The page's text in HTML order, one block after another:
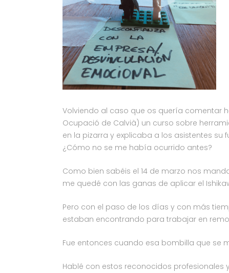
Volviendo al caso que os quería comentar
Ocupació de Calvià) un curso sobre
en la pizarra y explicaba a los asistentes
¿Cómo no se me había ocurrido antes?
Como bien sabéis el 14 de marzo nos
me quedé con las ganas de aplicar el
Pero con el paso de los días y con más
estaban encontrando para trabajar en
Fue entonces cuando esa bombilla que se
Hablé con estos reconocidos profesionales